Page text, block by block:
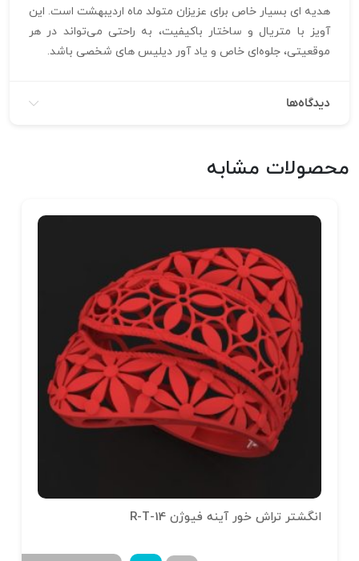
هدیه‌ ای بسیار خاص برای عزیزان متولد ماه اردیبهشت است. این
آویز با متریال و ساختار باکیفیت، به راحتی می‌تواند در هر
موقعیتی، جلوه‌ای خاص و یاد آور دیلیس‌ های شخصی باشد.
دیدگاه‌ها
محصولات مشابه
انگشتر تراش خور آینه فیوژن R-T-14